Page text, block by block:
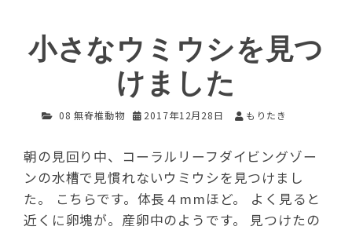
小さなウミウシを見つ
けました
08 無脊椎動物 2017年12月28日 もりたき
朝の見回り中、コーラルリーフダイビングゾー
ンの水槽で見慣れないウミウシを見つけまし
た。 こちらです。体長４mmほど。 よく見ると
近くに卵塊が。産卵中のようです。 見つけたの